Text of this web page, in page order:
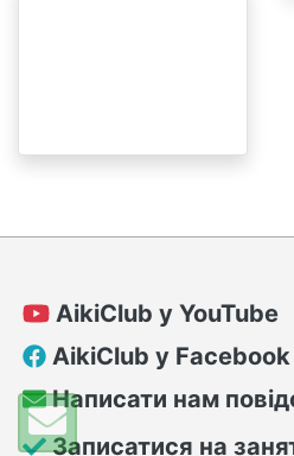
AikiClub у YouTube
AikiClub у Facebook
Написати нам
Записатися на